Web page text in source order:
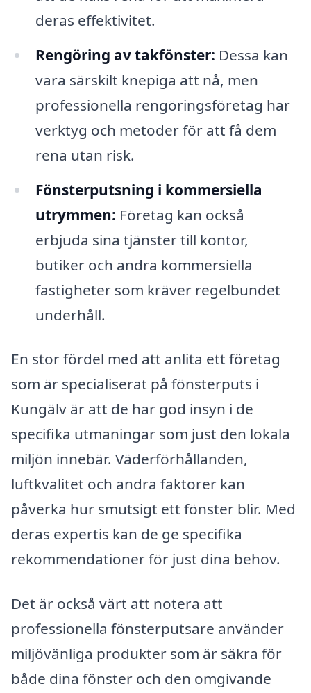
deras effektivitet.
Rengöring av takfönster: Dessa kan
vara särskilt knepiga att nå, men
professionella rengöringsföretag har
verktyg och metoder för att få dem
rena utan risk.
Fönsterputsning i kommersiella
utrymmen: Företag kan också
erbjuda sina tjänster till kontor,
butiker och andra kommersiella
fastigheter som kräver regelbundet
underhåll.
En stor fördel med att anlita ett företag
som är specialiserat på fönsterputs i
Kungälv är att de har god insyn i de
specifika utmaningar som just den lokala
miljön innebär. Väderförhållanden,
luftkvalitet och andra faktorer kan
påverka hur smutsigt ett fönster blir. Med
deras expertis kan de ge specifika
rekommendationer för just dina behov.
Det är också värt att notera att
professionella fönsterputsare använder
miljövänliga produkter som är säkra för
både dina fönster och den omgivande